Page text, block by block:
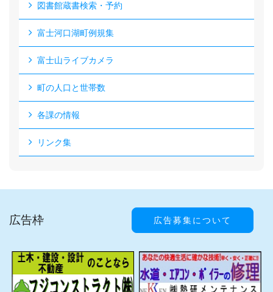
図書館蔵書検索・予約
富士河口湖町例規集
富士山ライブカメラ
町の人口と世帯数
各課の情報
リンク集
広告枠 広告募集について